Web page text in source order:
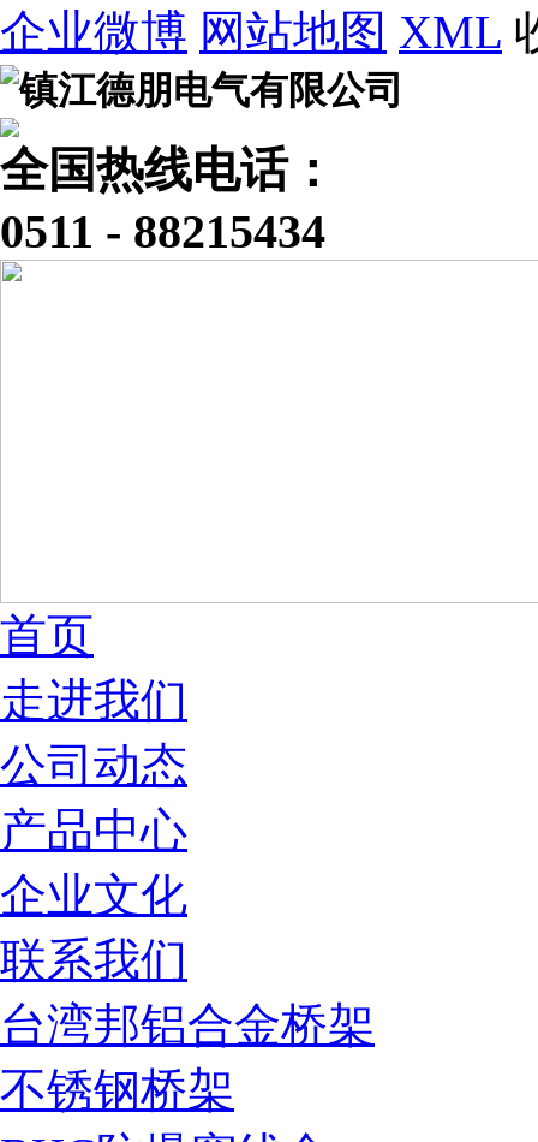
企业微博 网站地图 XML
全国热线电话：
0511 - 88215434
首页
走进我们
公司动态
产品中心
企业文化
联系我们
台湾邦铝合金桥架
不锈钢桥架